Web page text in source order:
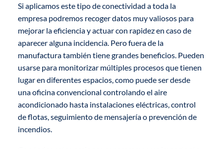
Si aplicamos este tipo de conectividad a toda la
empresa podremos recoger datos muy valiosos para
mejorar la eficiencia y actuar con rapidez en caso de
aparecer alguna incidencia. Pero fuera de la
manufactura también tiene grandes beneficios. Pueden
usarse para monitorizar múltiples procesos que tienen
lugar en diferentes espacios, como puede ser desde
una oficina convencional controlando el aire
acondicionado hasta instalaciones eléctricas, control
de flotas, seguimiento de mensajería o prevención de
incendios.